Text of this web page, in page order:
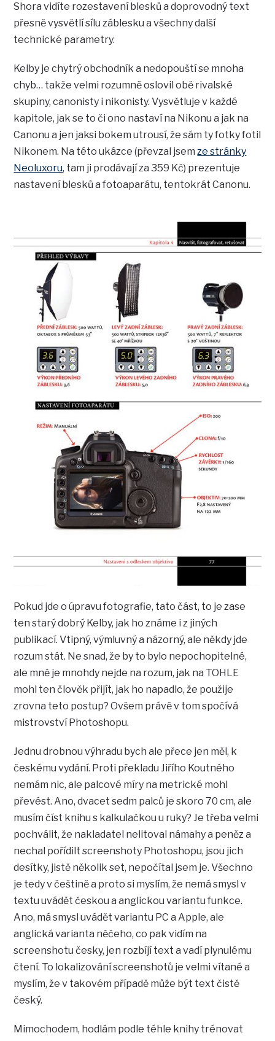
Shora vidíte rozestavení blesků a doprovodný text
přesně vysvětlí sílu záblesku a všechny další
technické parametry.
Kelby je chytrý obchodník a nedopouští se mnoha
chyb… takže velmi rozumně oslovil obě rivalské
skupiny, canonisty i nikonisty. Vysvětluje v každé
kapitole, jak se to či ono nastaví na Nikonu a jak na
Canonu a jen jaksi bokem utrousí, že sám ty fotky fotil
Nikonem. Na této ukázce (převzal jsemze stránky
Neoluxoru, tam ji prodávají za 359 Kč) prezentuje
nastavení blesků a fotoaparátu, tentokrát Canonu.
Pokud jde o úpravu fotografie, tato část, to je zase
ten starý dobrý Kelby, jak ho známe i z jiných
publikací. Vtipný, výmluvný a názorný, ale někdy jde
rozum stát. Ne snad, že by to bylo nepochopitelné,
ale mně je mnohdy nejde na rozum, jak na TOHLE
mohl ten člověk přijít, jak ho napadlo, že použije
zrovna teto postup? Ovšem právě v tom spočívá
mistrovství Photoshopu.
Jednu drobnou výhradu bych ale přece jen měl, k
českému vydání. Proti překladu Jiřího Koutného
nemám nic, ale palcové míry na metrické mohl
převést. Ano, dvacet sedm palců je skoro 70 cm, ale
musím číst knihu s kalkulačkou u ruky? Je třeba velmi
pochválit, že nakladatel nelitoval námahy a peněz a
nechal pořídilt screenshoty Photoshopu, jsou jich
desítky, jistě několik set, nepočítal jsem je. Všechno
je tedy v češtině a proto si myslím, že nemá smysl v
textu uvádět českou a anglickou variantu funkce.
Ano, má smysl uvádět variantu PC a Apple, ale
anglická varianta něčeho, co pak vidím na
screenshotu česky, jen rozbíjí text a vadí plynulému
čtení. To lokalizování screenshotů je velmi vítané a
myslím, že v takovém případě může být text čistě
český.
Mimochodem, hodlám podle téhle knihy trénovat